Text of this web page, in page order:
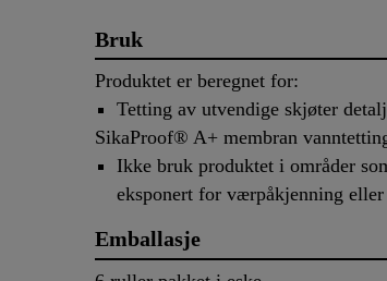
Bruk
Produktet er beregnet for:
Tetting av utvendige skjøter
SikaProof® A+ membran
Ikke bruk produktet i områder
eksponert for værpåkjenning
Emballasje